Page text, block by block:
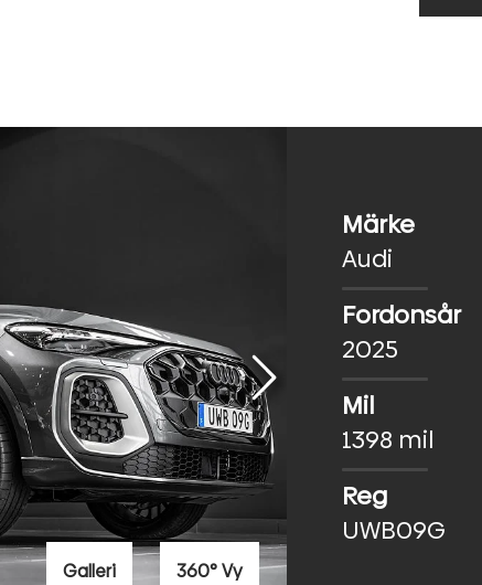
Galleri 360° Vy
Märke
Audi
Fordonsår
2025
Mil
1398 mil
Reg
UWB09G